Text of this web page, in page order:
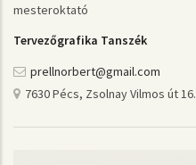
mesteroktató
Tervezőgrafika Tanszék
prellnorbert@gmail.com
7630 Pécs, Zsolnay Vilmos út 16.